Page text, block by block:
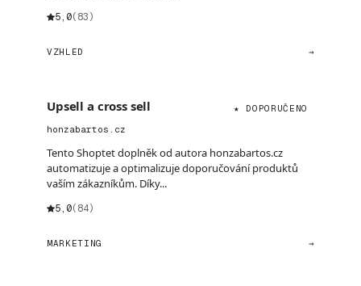
5,0(83)
VZHLED →
Upsell a cross sell
★ DOPORUČENO
honzabartos.cz
Tento Shoptet doplněk od autora honzabartos.cz
automatizuje a optimalizuje doporučování produktů
vaším zákazníkům. Díky...
5,0(84)
MARKETING →